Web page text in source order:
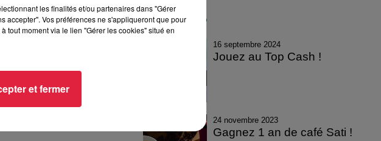
16 septembre 2024
Jouez au Top Cash !
24 novembre 2023
Gagnez 1 an de café Sati !
les finalités et/ou partenaires dans "Gérer
accepter". Vos préférences ne s'appliqueront que pour
tout moment via le lien "Gérer les cookies" situé en
et fermer